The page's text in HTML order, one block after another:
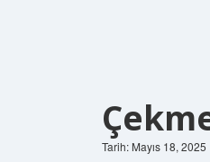
Tarih: Mayıs 18, 2025